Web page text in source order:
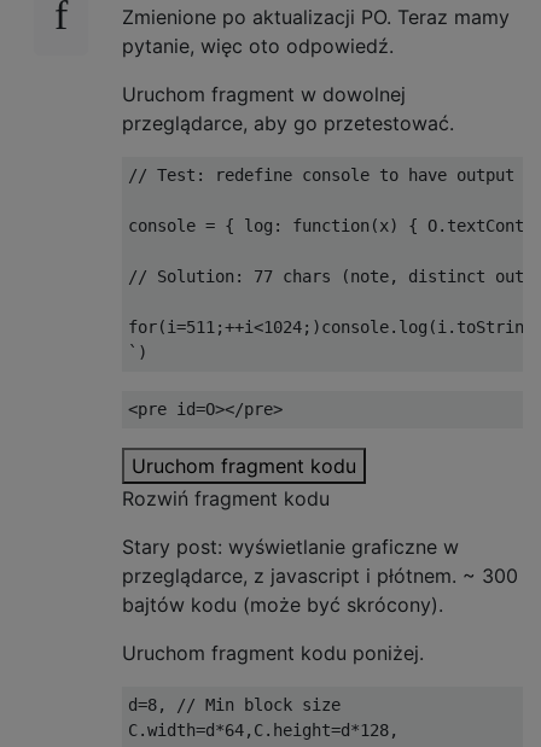
...
X.X
...
XX.
...
XXX
...
XX.
XX.
..X
XX.
.X.
XX.
...
Zmienione po aktualizacji PO. Teraz mamy
pytanie, więc oto odpowiedź.
Uruchom fragment w dowolnej
przeglądarce, aby go przetestować.
// Test: redefine console to have output
console = { log : function (x) { O.
// Solution: 77 chars (note, distinct
for(i=511 ;++i<1024;)console. log (i . toString
`)
<pre id=O></pre>
Uruchom fragment kodu
Rozwiń fragment kodu
Stary post: wyświetlanie graficzne w
przeglądarce, z javascript i płótnem. ~ 300
bajtów kodu (może być skrócony).
Uruchom fragment kodu poniżej.
d=8,
// Min block size
C.width=d*64, C. height=d*128,